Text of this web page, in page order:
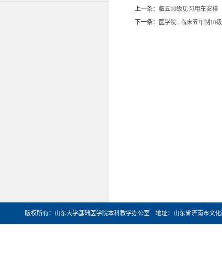
上一条： 临五10级见习用车安排
下一条：
医学院--临床五年制10
版权所有：山东大学基础医学院本科教学办公室 地址：山东省济南市文